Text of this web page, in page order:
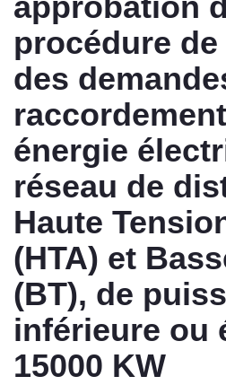
procédure
des
énergie
réseau de
Haute
(HTA) et
(BT), de
inférieure ou
15000 KW